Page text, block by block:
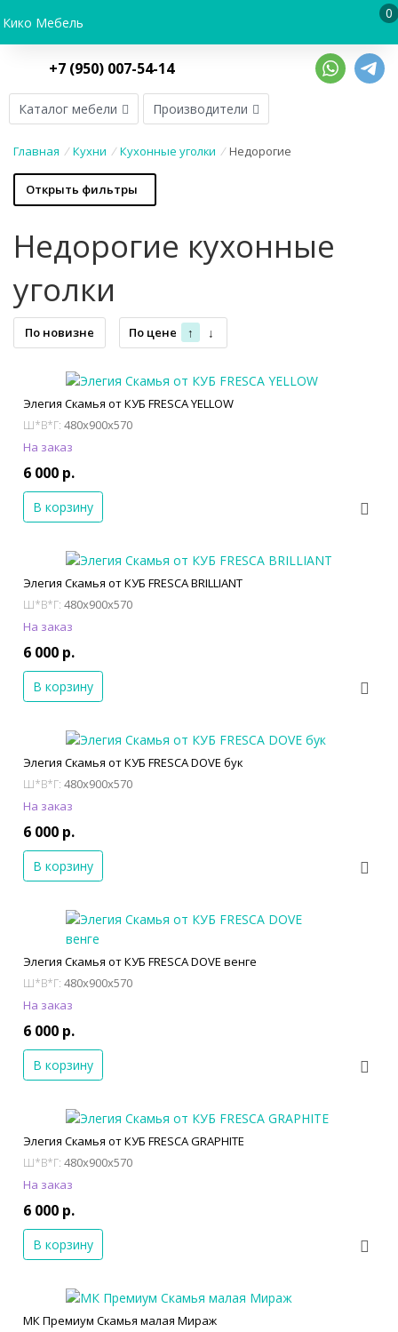
Кико Мебель
0
+7 (950) 007-54-14
Каталог мебели Производители
Главная / Кухни / Кухонные уголки / Недорогие
Открыть фильтры
Недорогие кухонные
уголки
По новизне По цене ↑ ↓
Элегия Скамья от КУБ FRESCA YELLOW
Ш*В*Г: 480x900x570
На заказ
6 000 р.
В корзину
Элегия Скамья от КУБ FRESCA BRILLIANT
Ш*В*Г: 480x900x570
На заказ
6 000 р.
В корзину
Элегия Скамья от КУБ FRESCA DOVE бук
Ш*В*Г: 480x900x570
На заказ
6 000 р.
В корзину
Элегия Скамья от КУБ FRESCA DOVE венге
Ш*В*Г: 480x900x570
На заказ
6 000 р.
В корзину
Элегия Скамья от КУБ FRESCA GRAPHITE
Ш*В*Г: 480x900x570
На заказ
6 000 р.
В корзину
МК Премиум Скамья малая Мираж